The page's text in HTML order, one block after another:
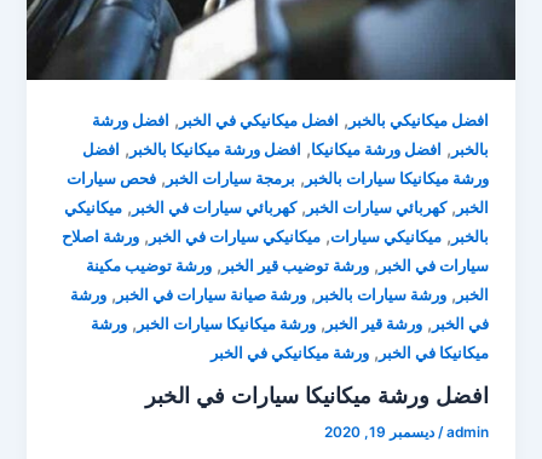
افضل ميكانيكي بالخبر , افضل ميكانيكي في الخبر , افضل ورشة
بالخبر , افضل ورشة ميكانيكا, افضل ورشة ميكانيكا بالخبر , افضل
ورشة ميكانيكا سيارات بالخبر , برمجة سيارات الخبر ,فحص سيارات
الخبر ,كهربائي سيارات الخبر ,كهربائي سيارات في الخبر ,ميكانيكي
بالخبر ,ميكانيكي سيارات,ميكانيكي سيارات في الخبر ,ورشة اصلاح
سيارات في الخبر ,ورشة توضيب قير الخبر ,ورشة توضيب مكينة
الخبر ,ورشة سيارات بالخبر ,ورشة صيانة سيارات في الخبر ,ورشة
في الخبر ,ورشة قير الخبر ,ورشة ميكانيكا سيارات الخبر ,ورشة
ميكانيكا في الخبر ,ورشة ميكانيكي في الخبر
افضل ورشة ميكانيكا سيارات في الخبر
admin
/ديسمبر 19, 2020